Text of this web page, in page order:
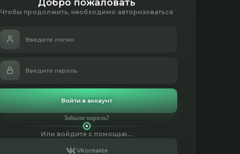
Добро пожаловать
Чтобы продолжить, необходимо авторизоваться
Войти в аккаунт
Забыли пароль?
Или войдите с помощью...
VKontakte